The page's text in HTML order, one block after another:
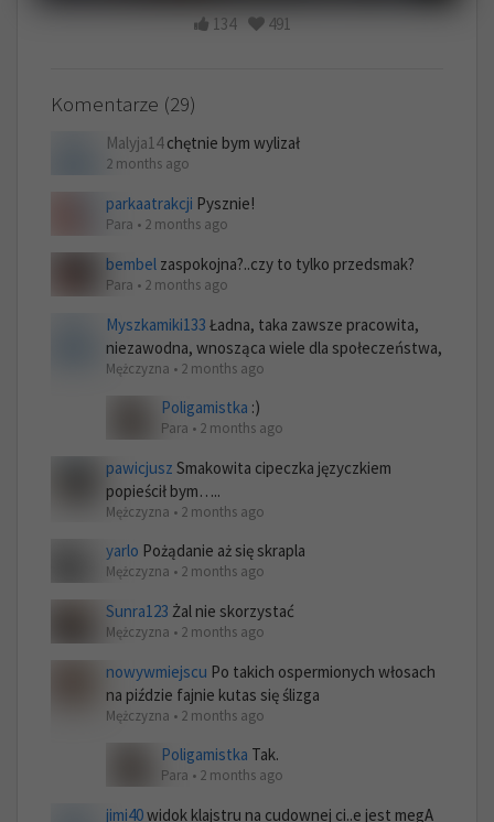
134 491
Komentarze (29)
Malyja14chętnie bym wylizał
2 months ago
parkaatrakcji Pysznie!
Para • 2 months ago
bembel zaspokojna?..czy to tylko przedsmak?
Para • 2 months ago
Myszkamiki133 Ładna, taka zawsze pracowita,
niezawodna, wnosząca wiele dla społeczeństwa,
Mężczyzna • 2 months ago
Poligamistka :)
Para • 2 months ago
pawicjusz Smakowita cipeczka języczkiem
popieścił bym…..
Mężczyzna • 2 months ago
yarlo Pożądanie aż się skrapla
Mężczyzna • 2 months ago
Sunra123 Żal nie skorzystać
Mężczyzna • 2 months ago
nowywmiejscu Po takich ospermionych włosach
na piździe fajnie kutas się ślizga
Mężczyzna • 2 months ago
Poligamistka Tak.
Para • 2 months ago
jimi40widok klajstru na cudownej ci..e jest megA